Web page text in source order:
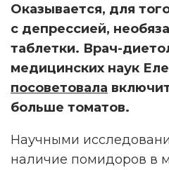
Оказывается, для
с депрессией,
таблетки. Врач-
медицинских наук
посоветовала
больше томатов.
Научными
наличие помидоров в